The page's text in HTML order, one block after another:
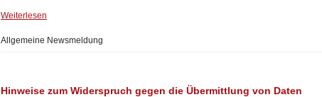
Weiterlesen
Allgemeine Newsmeldung
Hinweise zum Widerspruch gegen die Übermittlung von Daten